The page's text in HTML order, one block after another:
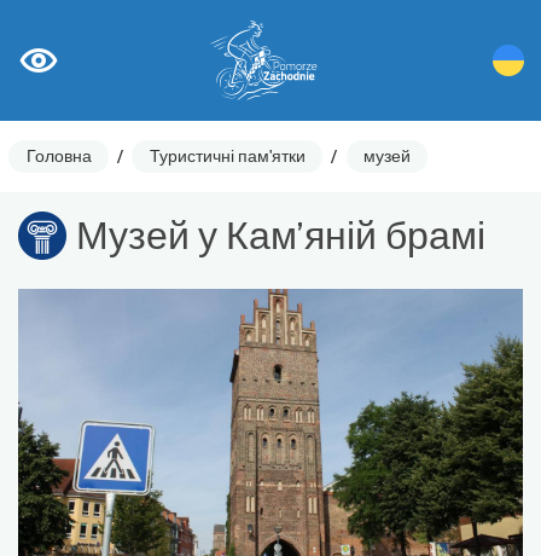
Головна / Туристичні пам'ятки / музей
Музей у Кам’яній брамі